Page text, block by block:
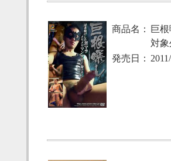
商品名：
巨
対
発売日：